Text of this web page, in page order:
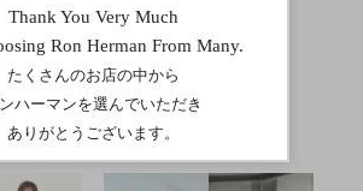
Feature